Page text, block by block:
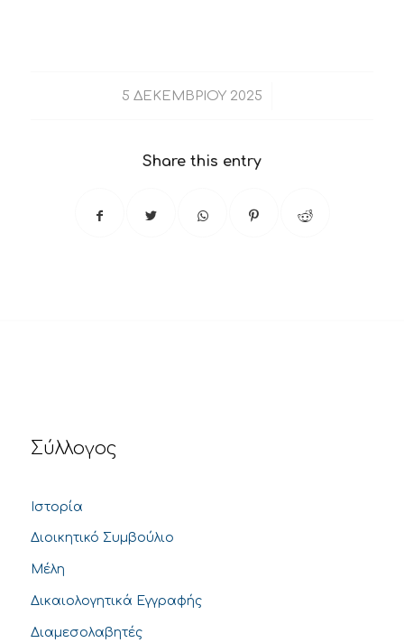
5 ΔΕΚΕΜΒΡΊΟΥ 2025
/
Share this entry
Σύλλογος
Ιστορία
Διοικητικό Συμβούλιο
Μέλη
Δικαιολογητικά Εγγραφής
Διαμεσολαβητές